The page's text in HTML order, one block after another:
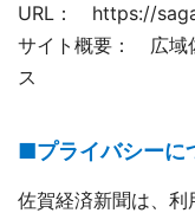
URL： https://
サイト概要： 広域
ス
■プライバシーに
佐賀経済新聞は、利